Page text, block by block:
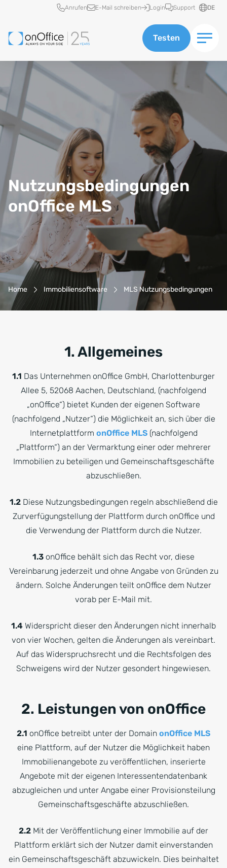
Schnellzugriff
Anrufen E-Mail schreiben Login Support DE
Testen
Nutzungsbedingungen
onOffice MLS
Breadcrumb-Navigation
Home Immobiliensoftware MLS Nutzungsbedingungen
1. Allgemeines
1.1 Das Unternehmen onOffice GmbH, Charlottenburger
Allee 5, 52068 Aachen, Deutschland, (nachfolgend
„onOffice“) bietet Kunden der eigenen Software
(nachfolgend „Nutzer“) die Möglichkeit an, sich über die
Internetplattform onOffice MLS(nachfolgend
„Plattform“) an der Vermarktung einer oder mehrerer
Immobilien zu beteiligen und Gemeinschaftsgeschäfte
abzuschließen.
1.2Diese Nutzungsbedingungen regeln abschließend die
Zurverfügungstellung der Plattform durch onOffice und
die Verwendung der Plattform durch die Nutzer.
1.3 onOffice behält sich das Recht vor, diese
Vereinbarung jederzeit und ohne Angabe von Gründen zu
ändern. Solche Änderungen teilt onOffice dem Nutzer
vorab per E-Mail mit.
1.4 Widerspricht dieser den Änderungen nicht innerhalb
von vier Wochen, gelten die Änderungen als vereinbart.
Auf das Widerspruchsrecht und die Rechtsfolgen des
Schweigens wird der Nutzer gesondert hingewiesen.
2. Leistungen von onOffice
2.1 onOffice betreibt unter der Domain onOffice MLS
eine Plattform, auf der Nutzer die Möglichkeit haben
Immobilienangebote zu veröffentlichen, inserierte
Angebote mit der eigenen Interessentendatenbank
abzugleichen und unter Angabe einer Provisionsteilung
Gemeinschaftsgeschäfte abzuschließen.
2.2 Mit der Veröffentlichung einer Immobilie auf der
Plattform erklärt sich der Nutzer damit einverstanden
ein Gemeinschaftsgeschäft abzuwickeln. Dies beinhaltet